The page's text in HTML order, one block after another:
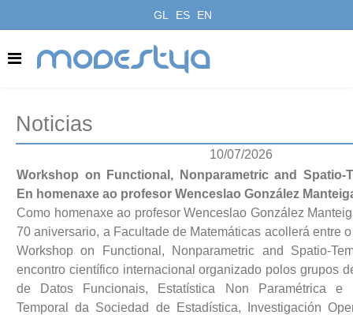
GL ES EN
modestya
Noticias
10/07/2026
Workshop on Functional, Nonparametric and Spatio-
En homenaxe ao profesor Wenceslao González
Como homenaxe ao profesor Wenceslao González
70 aniversario, a Facultade de Matemáticas acollerá entre
Workshop on Functional, Nonparametric and Spatio-
encontro científico internacional organizado polos grupos
de Datos Funcionais, Estatística Non Paramétrica e
Temporal da Sociedad de Estadística, Investigación